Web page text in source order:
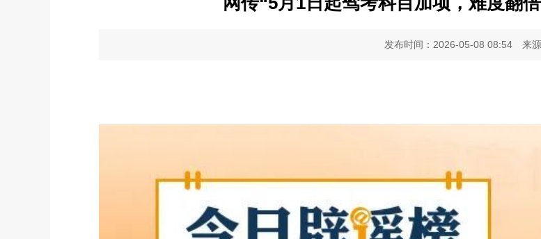
发布时间：2026-05-08 08:54 来源